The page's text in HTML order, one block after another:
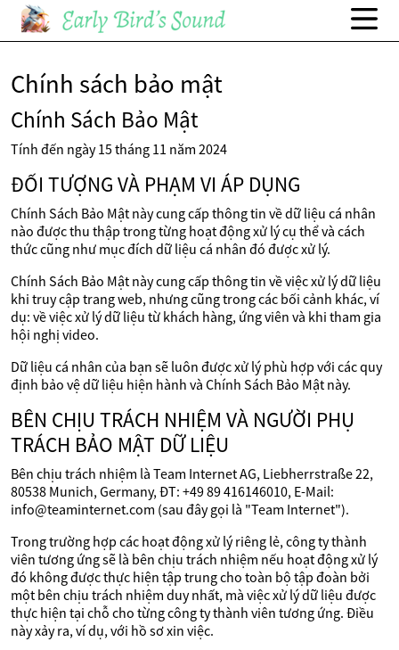
Chính sách bảo mật
Chính Sách Bảo Mật
Tính đến ngày 15 tháng 11 năm 2024
ĐỐI TƯỢNG VÀ PHẠM VI ÁP DỤNG
Chính Sách Bảo Mật này cung cấp thông tin về dữ liệu cá nhân
nào được thu thập trong từng hoạt động xử lý cụ thể và cách
thức cũng như mục đích dữ liệu cá nhân đó được xử lý.
Chính Sách Bảo Mật này cung cấp thông tin về việc xử lý dữ liệu
khi truy cập trang web, nhưng cũng trong các bối cảnh khác, ví
dụ: về việc xử lý dữ liệu từ khách hàng, ứng viên và khi tham gia
hội nghị video.
Dữ liệu cá nhân của bạn sẽ luôn được xử lý phù hợp với các quy
định bảo vệ dữ liệu hiện hành và Chính Sách Bảo Mật này.
BÊN CHỊU TRÁCH NHIỆM VÀ NGƯỜI PHỤ
TRÁCH BẢO MẬT DỮ LIỆU
Bên chịu trách nhiệm là Team Internet AG, Liebherrstraße 22,
80538 Munich, Germany, ĐT: +49 89 416146010, E-Mail:
info@teaminternet.com (sau đây gọi là "Team Internet").
Trong trường hợp các hoạt động xử lý riêng lẻ, công ty thành
viên tương ứng sẽ là bên chịu trách nhiệm nếu hoạt động xử lý
đó không được thực hiện tập trung cho toàn bộ tập đoàn bởi
một bên chịu trách nhiệm duy nhất, mà việc xử lý dữ liệu được
thực hiện tại chỗ cho từng công ty thành viên tương ứng. Điều
này xảy ra, ví dụ, với hồ sơ xin việc.